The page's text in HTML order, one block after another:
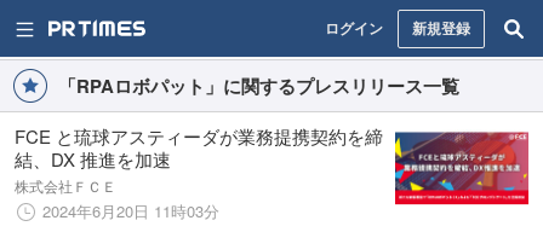
ログイン 新規登録
「RPAロボパット」に関するプレスリリース一覧
FCE と琉球アスティーダが業務提携契約を締
結、DX 推進を加速
株式会社ＦＣＥ
2024年6月20日 11時03分